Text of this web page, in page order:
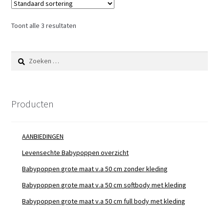
Toont alle 3 resultaten
Zoeken
naar:
Producten
AANBIEDINGEN
Levensechte Babypoppen overzicht
Babypoppen grote maat v.a 50 cm zonder kleding
Babypoppen grote maat v.a 50 cm softbody met kleding
Babypoppen grote maat v.a 50 cm full body met kleding